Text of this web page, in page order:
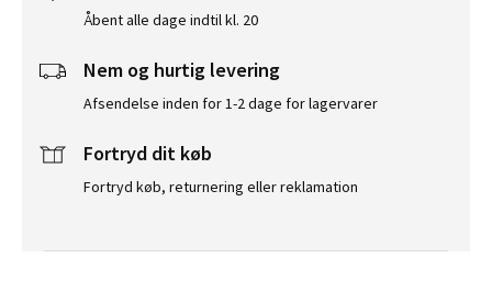
Åbent alle dage indtil kl. 20
Nem og hurtig levering
Afsendelse inden for 1-2 dage for lagervarer
Fortryd dit køb
Fortryd køb, returnering eller reklamation